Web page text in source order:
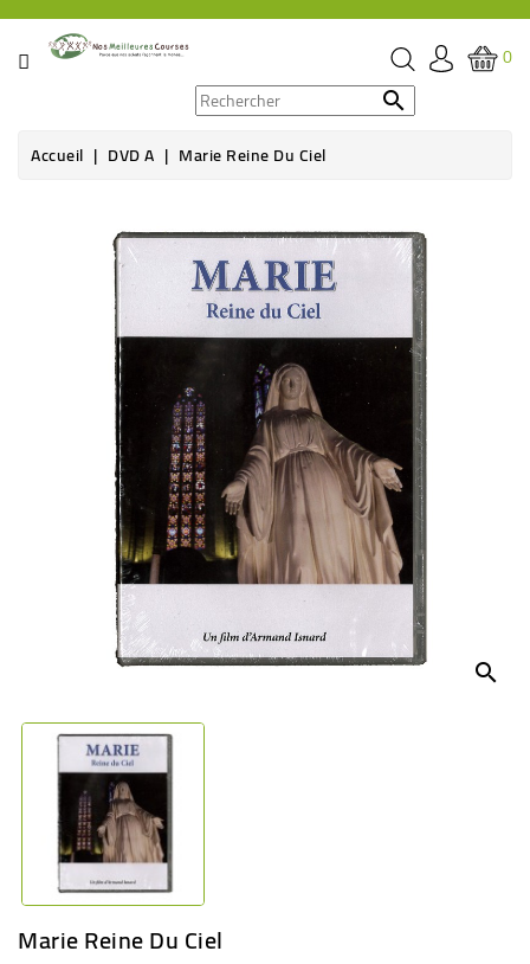
CATÉGORIE
ÉPICERIE
0

Accueil DVD A Marie Reine Du Ciel
search
Marie Reine Du Ciel